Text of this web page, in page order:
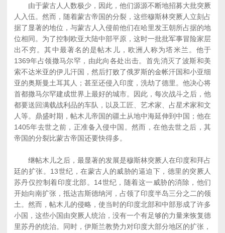
由于蒙古人人数极少，因此，他们源源不断地招募大批突厥
人入伍。然而，随着蒙古帝国的分裂，这些穆斯林突厥人立刻占
据了显著的地位，与蒙古人入侵前他们在哈里发王朝所占据的地
位相同。为了控制欧亚大陆中部平原，这时一批批军事冒险家层
出不穷。其中最著名的是帖木儿，欧洲人称为塔米兰。他于
1369年占领撒马尔罕，由此向各处出击。首先消灭了波斯和美
索不达米亚的伊儿汗国，然后打败了俄罗斯的金帐汗国和小亚细
亚的奥斯曼土耳其人；甚至还侵入印度，洗劫了德里。他决心将
首都撒马尔罕建成世界上最好的城市。因此，每次战斗之后，他
都要送回满载战利品的车队，以及工匠、艺术家、占星术家和文
人等。鼎盛时期，帖木儿帝国的疆土从地中海延伸到中国；他在
1405年去世之前，正准备入侵中国。然而，在他去世之后，其
帝国的分裂比蒙古帝国还要快得多。
继帖木儿之后，最显著的发展是穆斯林突厥人在印度和拜占
廷的扩张。13世纪，在蒙古人的威胁的逼迫下，德里的突厥人
苏丹仅控制着印度北部。14世纪，随着这一威胁的消除，他们
开始向南扩张，抵达吉斯德纳河，占领了印度半岛三分之二的领
土。然而，帖木儿的侵略，使当时的印度北部和中部形成了许多
小国，这些小国由突厥人统治，没有一个有足够的力量来恢复德
里苏丹的统治。同时，伊斯兰教势力对印度大部分地区的扩张，